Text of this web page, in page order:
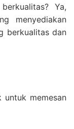
Ya,
menyediakan
berkualitas dan
memesan